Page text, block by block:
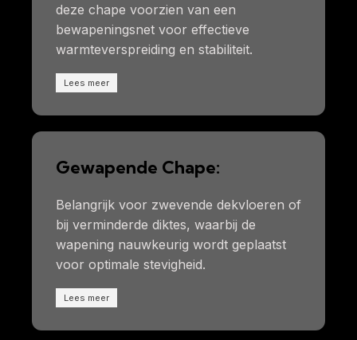
deze chape voorzien van een
bewapeningsnet voor effectieve
warmteverspreiding en stabiliteit.
Lees meer
Gewapende Chape:
Belangrijk voor zwevende dekvloeren of
bij verminderde diktes, waarbij de
wapening nauwkeurig wordt geplaatst
voor optimale stevigheid.
Lees meer